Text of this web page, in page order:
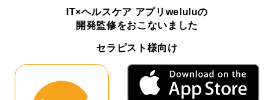
IT×ヘルスケア アプリweluluの
開発監修をおこないました
セラピスト様向け